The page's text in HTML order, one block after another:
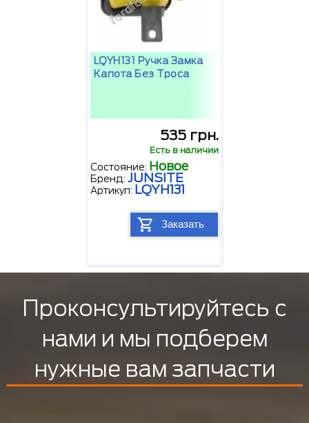
LQYH131 Ручка Замка
Капота Без Троса
535 грн.
Есть в наличии
Состояние: Новое
Бренд: JUNSITE
Артикул: LQYH131
Заказать
Проконсультируйтесь с
нами и мы подберем
нужные вам запчасти